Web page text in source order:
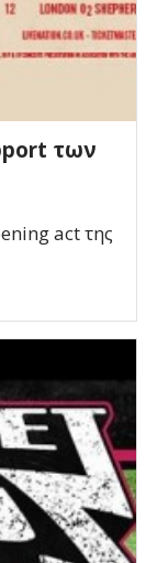
των
act της